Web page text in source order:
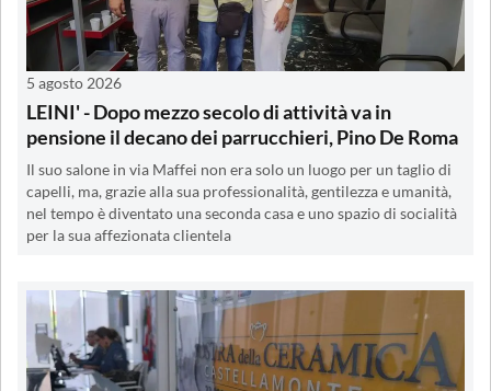
5 agosto 2026
LEINI' - Dopo mezzo secolo di attività va in
pensione il decano dei parrucchieri, Pino De Roma
Il suo salone in via Maffei non era solo un luogo per un taglio di
capelli, ma, grazie alla sua professionalità, gentilezza e umanità,
nel tempo è diventato una seconda casa e uno spazio di socialità
per la sua affezionata clientela